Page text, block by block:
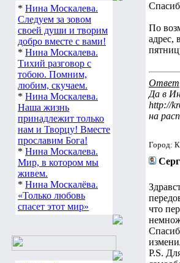
* Нина Москалева.
Следуем за зовом
своей души и творим
добро вместе с вами!
* Нина Москалева.
Тихий разговор с
тобою. Помним,
любим, скучаем.
* Нина Москалева.
Наша жизнь
принадлежит только
нам и Творцу! Вместе
прославим Бога!
* Нина Москалева.
Мир, в котором мы
живем.
* Нина Москалёва.
«Только любовь
спасет этот мир»
По
адрес,
Ответ
Да в
http://
на
Город:
что
P.S.